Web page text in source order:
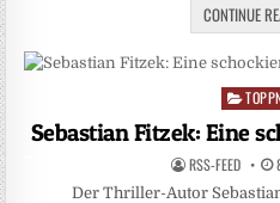
CONTINUE
Posted
in
Sebastian Fitzek: Eine
RSS-FEED
Der Thriller-Autor